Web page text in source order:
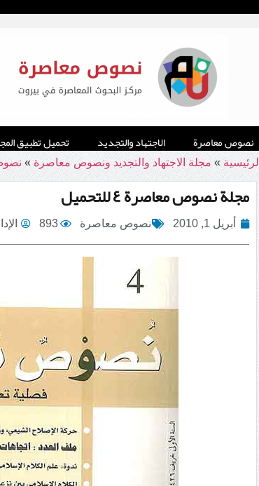
نصوص معاصرة الاجتهاد والتجديد تحميل تطبيق
الرئيسية » مجلة الاجتهاد والتجديد ونصوص معاصرة »
مجلة نصوص معاصرة ٤ للتحميل
أبريل 1, 2010 نصوص معاصرة 893